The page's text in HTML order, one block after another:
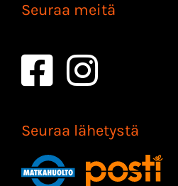
Seuraa meitä
Seuraa lähetystä